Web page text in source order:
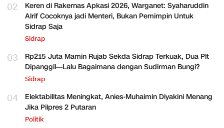
02
Keren di Rakernas Apkasi 2026, Warganet: Syaharuddin
Alrif Cocoknya jadi Menteri, Bukan Pemimpin Untuk
Sidrap Saja
Sidrap
03
Rp215 Juta Mamin Rujab Sekda Sidrap Terkuak, Dua Plt
Dipanggil—Lalu Bagaimana dengan Sudirman Bungi?
Sidrap
04
Elektabilitas Meningkat, Anies-Muhaimin Diyakini Menang
Jika Pilpres 2 Putaran
Politik